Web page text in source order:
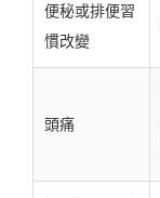
便秘或排便習
慣改變
頭痛